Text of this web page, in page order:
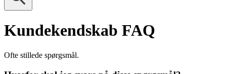
Kundekendskab FAQ
Ofte stillede spørgsmål.